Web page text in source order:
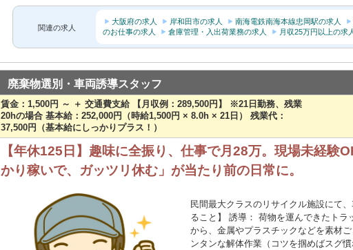
関連の求人
大阪府の求人 岸和田市の求人 南海電鉄南海本線忠岡駅の求人
のお仕事の求人
倉庫管理・入出荷業務の求人 月収25万円以上の求人
廃棄物選別・車両誘導スタッフ
賃金：1,500円 ～ ＋ 交通費支給 【月収例：289,500円】 ※21日勤務、残業
20hの場合 基本給：252,000円（時給1,500円 × 8.0h × 21日） 残業代：
37,500円（基本給にしっかりプラス！）
【年休125日】趣味に全振り、仕事で月28万。現場未経験
かり稼いで、ガッツリ休む」が当たり前の日常に。
民間最大クラスのリサイクル施設にて
ること】 誘導： 荷物を運んできたト
から、金属やプラスチックなどを素材
ンタンな解体作業（コツを掴めばスグ